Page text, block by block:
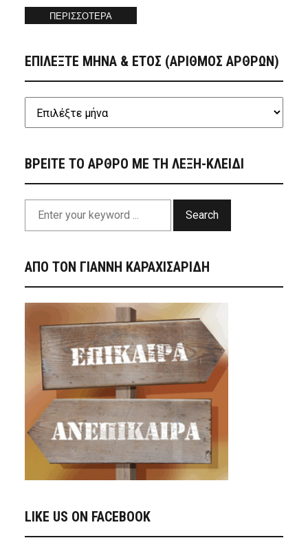
ΠΕΡΙΣΣΟΤΕΡΑ
ΕΠΙΛΕΞΤΕ ΜΗΝΑ & ΕΤΟΣ (ΑΡΙΘΜΟΣ ΑΡΘΡΩΝ)
ΒΡΕΙΤΕ ΤΟ ΑΡΘΡΟ ΜΕ ΤΗ ΛΕΞΗ-ΚΛΕΙΔΙ
Search
ΑΠΟ ΤΟΝ ΓΙΑΝΝΗ ΚΑΡΑΧΙΣΑΡΙΔΗ
LIKE US ON FACEBOOK